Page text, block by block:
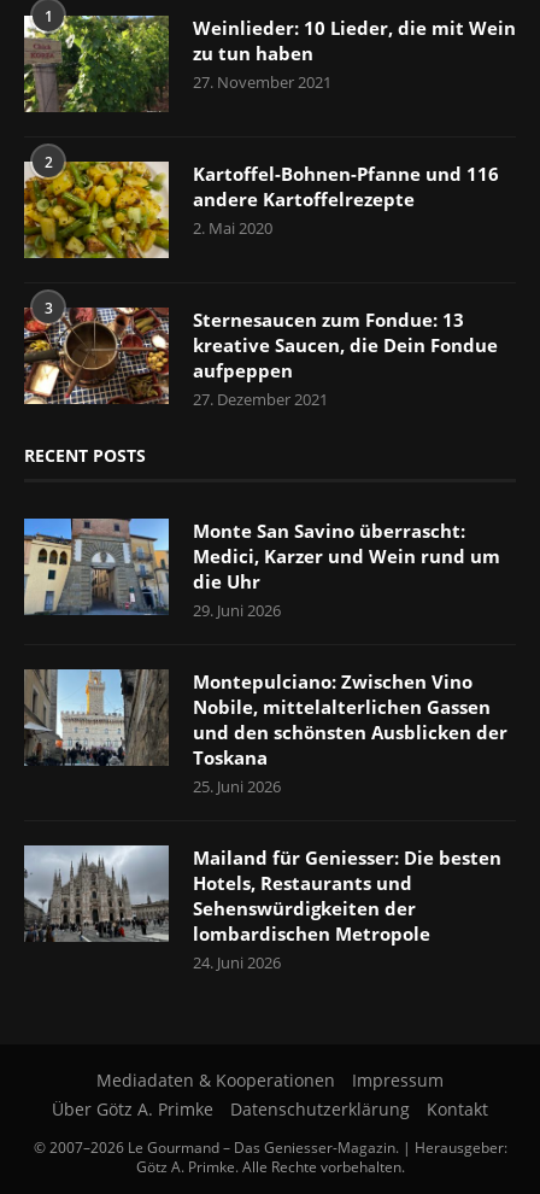
1
Weinlieder: 10 Lieder, die mit Wein
zu tun haben
27. November 2021
2
Kartoffel-Bohnen-Pfanne und 116
andere Kartoffelrezepte
2. Mai 2020
3
Sternesaucen zum Fondue: 13
kreative Saucen, die Dein Fondue
aufpeppen
27. Dezember 2021
RECENT POSTS
Monte San Savino überrascht:
Medici, Karzer und Wein rund um
die Uhr
29. Juni 2026
Montepulciano: Zwischen Vino
Nobile, mittelalterlichen Gassen
und den schönsten Ausblicken der
Toskana
25. Juni 2026
Mailand für Geniesser: Die besten
Hotels, Restaurants und
Sehenswürdigkeiten der
lombardischen Metropole
24. Juni 2026
Mediadaten & Kooperationen
Impressum
Über Götz A. Primke
Datenschutzerklärung Kontakt
© 2007–2026 Le Gourmand – Das Geniesser-Magazin. | Herausgeber:
Götz A. Primke. Alle Rechte vorbehalten.